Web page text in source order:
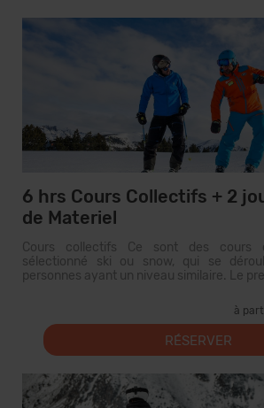
6 hrs Cours Collectifs + 2
de Materiel
Cours collectifs Ce sont des cours
sélectionné ski ou snow, qui se
personnes ayant un niveau similaire. Le
à
RÉSERVER